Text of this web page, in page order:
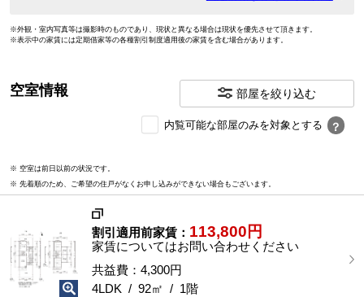
※外観・室内写真等は撮影時のものであり、現状と異なる場合は現状を優先させて頂きます。
※表示中の家賃には定期借家等の各種割引制度適用後の家賃を含む場合があります。
空室情報 部屋を絞り込む
な
を
選
択
す
る
内覧可能な部屋のみを対象とする ？
※ 空室は前日以前の状況です。
※ 先着順のため、ご希望の住戸がなくお申し込みができない場合もございます。
割引適用前家賃： 113,800円
家賃についてはお問い合わせください
共益費：4,300円
4LDK / 92㎡ / 1階